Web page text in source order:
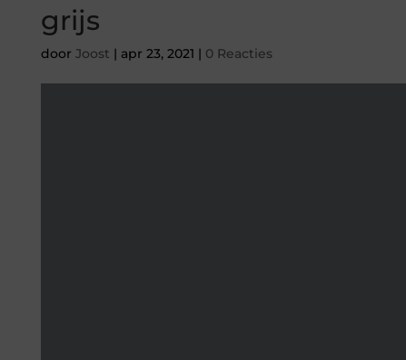
grijs
door Joost | apr 23, 2021 | 0 Reacties